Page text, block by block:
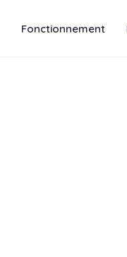
Fonctionnement